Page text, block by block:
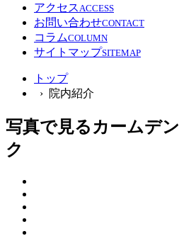
アクセス ACCESS
お問い合わせCONTACT
コラムCOLUMN
サイトマップSITEMAP
トップ
› 院内紹介
写真で見るカームデ
ク